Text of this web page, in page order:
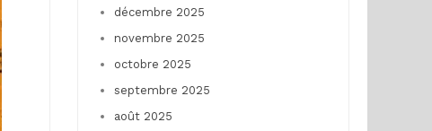
décembre 2025
novembre 2025
octobre 2025
septembre 2025
août 2025